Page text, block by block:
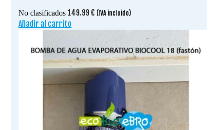
No clasificados 149.99 € (IVA incluido)
Añadir al carrito